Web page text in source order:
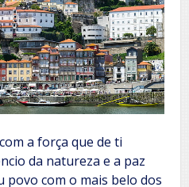
a força que de ti
da natureza e a paz
povo com o mais belo dos